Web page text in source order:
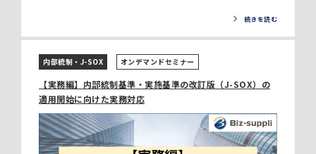
続きを読む
内部統制・J-SOX オンデマンドセミナー
【実務編】内部統制基準・実施基準の改訂版（J-SOX）の
適用開始に向けた実務対応